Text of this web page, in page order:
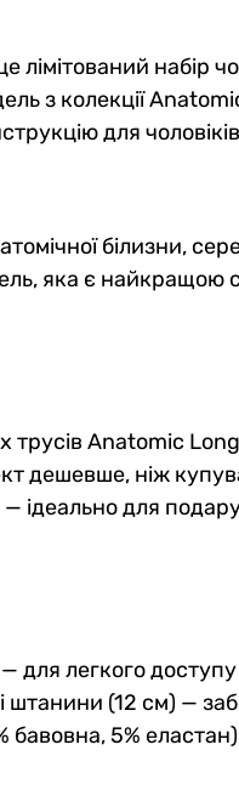
набір
з колекції
для
білизни,
яка є найкращою
трусів Anatomic Long
дешевше, ніж
ідеально для
для легкого
штанини (12 см) —
5%